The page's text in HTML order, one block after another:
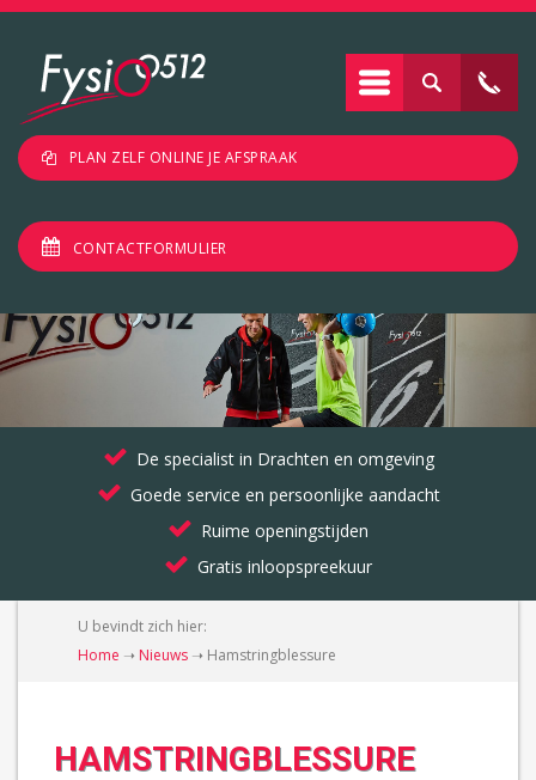
PLAN ZELF ONLINE JE AFSPRAAK
CONTACTFORMULIER
De specialist in Drachten en omgeving
Goede service en persoonlijke aandacht
Ruime openingstijden
Gratis inloopspreekuur
U bevindt zich hier:
Home ➝ Nieuws ➝ Hamstringblessure
HAMSTRINGBLESSURE